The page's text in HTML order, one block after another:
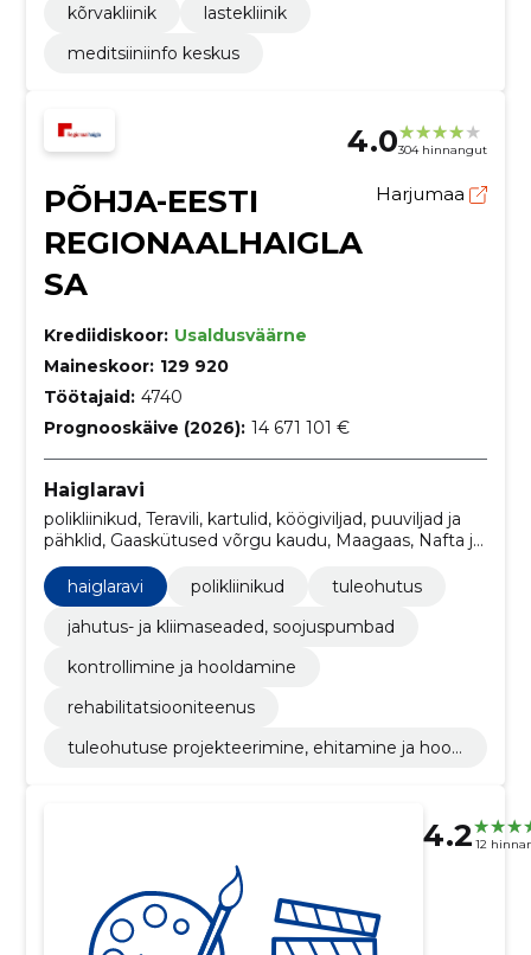
kõrvakliinik
lastekliinik
meditsiiniinfo keskus
4.0304 hinnangut
PÕHJA-EESTI
REGIONAALHAIGLA
SA
Harjumaa
Krediidiskoor: Usaldusväärne
Maineskoor: 129 920
Töötajaid: 4740
Prognooskäive (2026): 14 671 101 €
Haiglaravi
polikliinikud, Teravili, kartulid, köögiviljad, puuviljad ja
pähklid, Gaaskütused võrgu kaudu, Maagaas, Nafta ja
materjalid, Toiduained, joogid ja tubakas ja seonduvad
tooted, Liha
haiglaravi polikliinikud
tuleohutus
jahutus- ja kliimaseaded, soojuspumbad
kontrollimine ja hooldamine
rehabilitatsiooniteenus
tuleohutuse projekteerimine, ehitamine ja hool
4.2 12